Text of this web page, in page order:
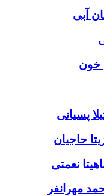
آبی
خون
پسیانی
حاجیان
نعمتی
مهرانفر